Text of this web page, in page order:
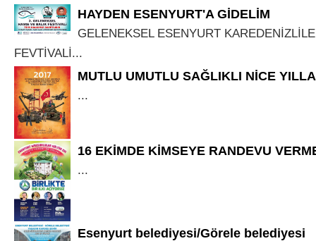
HAYDEN ESENYURT'A GİDELİM
GELENEKSEL ESENYURT
FEVTİVALİ...
MUTLU UMUTLU SAĞLIKLI NİCE
...
16 EKİMDE KİMSEYE RANDEVU
...
Esenyurt belediyesi/Görele belediyesi